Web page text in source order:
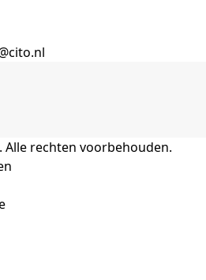
Alle rechten voorbehouden.